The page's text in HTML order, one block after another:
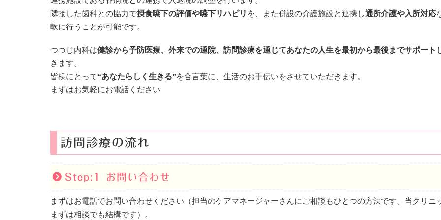
隣接した歯科との協力で摂食嚥下の評価や嚥下リハビリ を、また併設の介護施設と連携し通所介護や入所対応
軟に行うことが可能です。
つつじ内科は健診から予防医療、外来での通院、訪問診療を通じてあなたの人生を最初から最後までサポート
きます。
皆様にとって“あなたらしく生きる”を合言葉に、生活のお手伝いをさせていただきます。
まずはお気軽にお電話ください
訪問診療の流れ
Step:1 お問い合わせ
まずはお電話でお問い合わせください（担当のケアマネージャーさんにご相談もひとつの方法です。当クリニ
まずは相談でも結構です）。